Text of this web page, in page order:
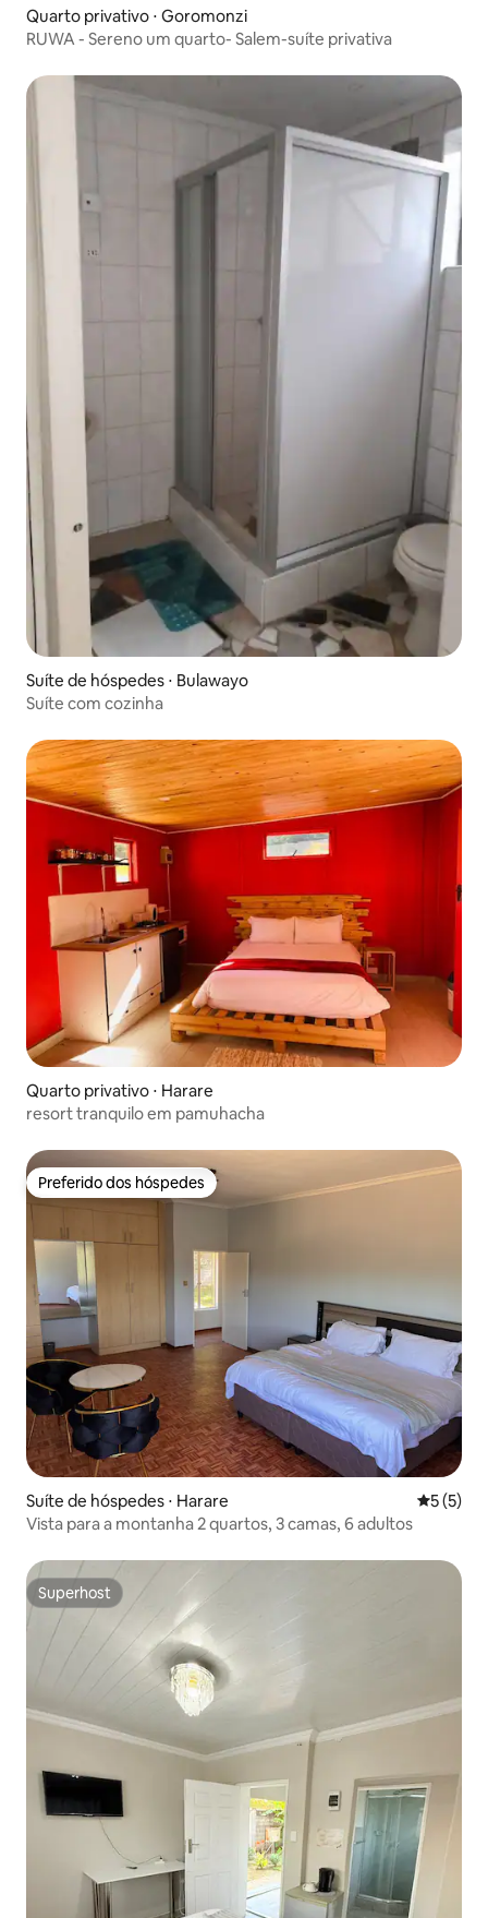
Quarto privativo ⋅ Goromonzi
RUWA - Sereno um quarto- Salem-suíte privativa
Suíte de hóspedes ⋅ Bulawayo
Suíte com cozinha
Quarto privativo ⋅ Harare
resort tranquilo em pamuhacha
Preferido dos hóspedes
Preferido dos hóspedes
Suíte de hóspedes ⋅ Harare 5 de
5 (5)
Vista para a montanha 2 quartos, 3 camas, 6 adultos
Superhost
Superhost